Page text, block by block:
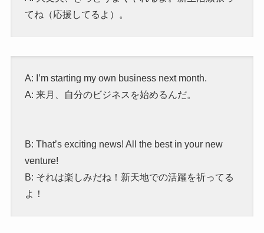
てね（応援してるよ）。
A: I’m starting my own business next month.
A: 来月、自分のビジネスを始めるんだ。
B: That’s exciting news! All the best in your new
venture!
B: それは楽しみだね！新天地での活躍を祈ってる
よ！